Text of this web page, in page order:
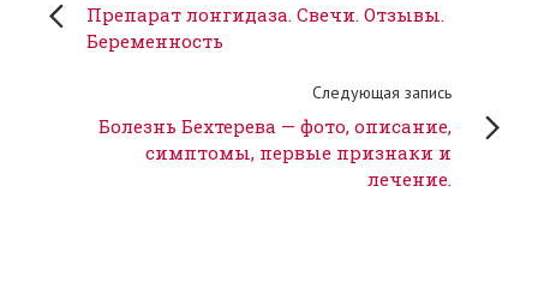
Препарат лонгидаза. Свечи. Отзывы.
Беременность
Следующая запись
Болезнь Бехтерева — фото, описание,
симптомы, первые признаки и
лечение.